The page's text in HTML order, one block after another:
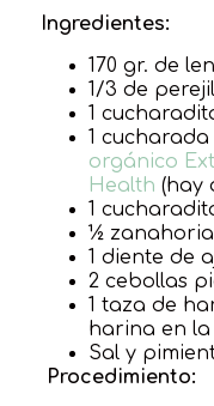
Ingredientes:
170 gr. de
1/3 de
1
1
orgánico
Health (hay
1
½
1 diente de
2 cebollas
1 taza de
harina en la
Sal y
Procedimiento: